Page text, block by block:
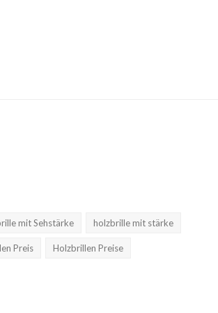
mit Sehstärke holzbrille mit stärke
Preis Holzbrillen Preise